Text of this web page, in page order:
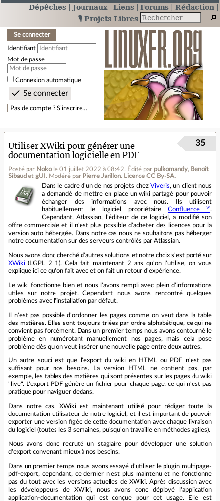
Dépêches Journaux Liens Forums
Rédaction
🎙️ Projets Libres
Se connecter
Identifiant
Mot de passe
Connexion automatique
Pas de compte ? S’inscrire…
Utiliser XWiki pour générer une
documentation logicielle en PDF
Posté par Noko le 01 juillet 2022 à 08:42. Édité par pulkomandy, Benoît
Sibaud et gUI . Modéré par Pierre Jarillon. Licence CC By‑SA.
35
Dans le cadre d'un de nos projets chez Viveris, un client nous
a demandé de mettre en place un wiki partagé pour pouvoir
échanger des informations avec nous. Ils utilisent
habituellement le logiciel propriétaire Confluence
.
Cependant, Atlassian, l'éditeur de ce logiciel, a modifié son
offre commerciale et il n'est plus possible d'acheter des licences pour la
version auto hébergée. Dans notre cas nous ne souhaitons pas héberger
notre documentation sur des serveurs contrôlés par Atlassian.
Nous avons donc cherché d'autres solutions et notre choix s'est porté sur
XWiki (LGPL 2 1). Cela fait maintenant 2 ans qu'on l'utilise, on vous
explique ici ce qu'on fait avec et on fait un retour d'expérience.
Le wiki fonctionne bien et nous l'avons rempli avec plein d'informations
utiles sur notre projet. Cependant nous avons rencontré quelques
problèmes avec l'installation par défaut.
Il n'est pas possible d'ordonner les pages comme on veut dans la table
des matières. Elles sont toujours triées par ordre alphabétique, ce qui ne
convient pas forcément. Dans un premier temps nous avons contourné le
problème en numérotant manuellement nos pages, mais cela pose
problème dès qu'on veut insérer une nouvelle page entre deux autres.
Un autre souci est que l'export du wiki en HTML ou PDF n'est pas
suffisant pour nos besoins. La version HTML ne contient pas, par
exemple, les tables des matières qui sont présentes sur les pages du wiki
"live". L'export PDF génère un fichier pour chaque page, ce qui n'est pas
pratique pour naviguer dedans.
Dans notre cas, XWiki est maintenant utilisé pour rédiger toute la
documentation utilisateur de notre logiciel, et il est important de pouvoir
exporter une version figée de cette documentation avec chaque livraison
du logiciel (toutes les 3 semaines, puisqu'on travaille en méthodes agiles).
Nous avons donc recruté un stagiaire pour développer une solution
d'export convenant mieux à nos besoins.
Dans un premier temps nous avons essayé d'utiliser le plugin multipage-
pdf-export, cependant, ce dernier n'est plus maintenu et ne fonctionne
pas du tout avec les versions actuelles de XWiki. Après discussion avec
les développeurs de XWiki, nous avons donc déployé l'application
application-documentation qui est conçue pour cet usage. Elle est